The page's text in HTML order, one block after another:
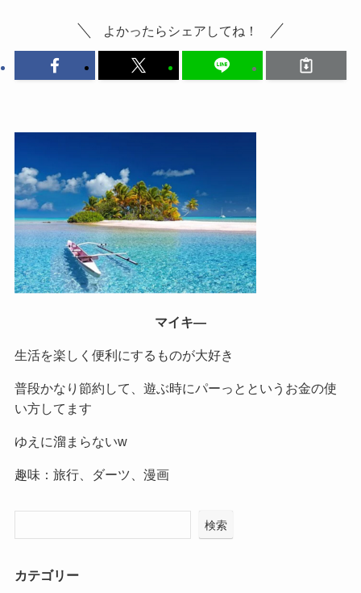
よかったらシェアしてね！
マイキ―
生活を楽しく便利にするものが大好き
普段かなり節約して、遊ぶ時にパーっとというお金の使
い方してます
ゆえに溜まらないw
趣味：旅行、ダーツ、漫画
検索
カテゴリー